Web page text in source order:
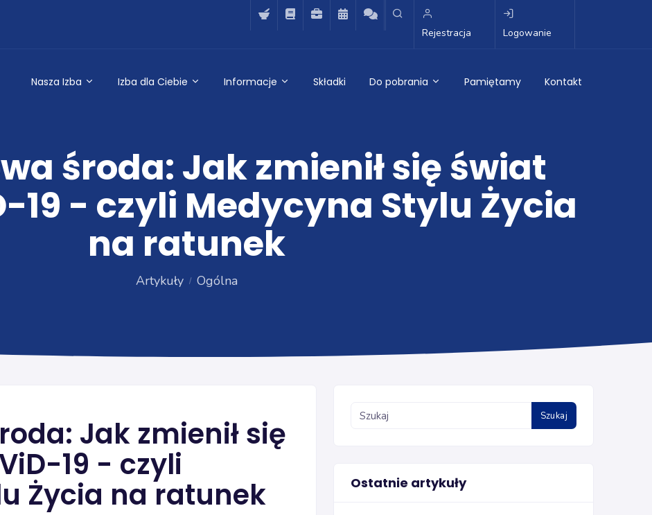
Rejestracja Logowanie
Nasza Izba Izba dla Ciebie Informacje Składki Do pobrania Pamiętamy Kontakt
środa: Jak zmienił się świat
19 - czyli Medycyna Stylu Życia
na ratunek
Artykuły Ogólna
Jak zmienił się
19 - czyli
Życia na ratunek
Szukaj
Ostatnie artykuły